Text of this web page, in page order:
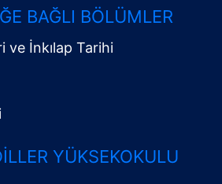
BAĞLI BÖLÜMLER
ve İnkılap Tarihi
YÜKSEKOKULU